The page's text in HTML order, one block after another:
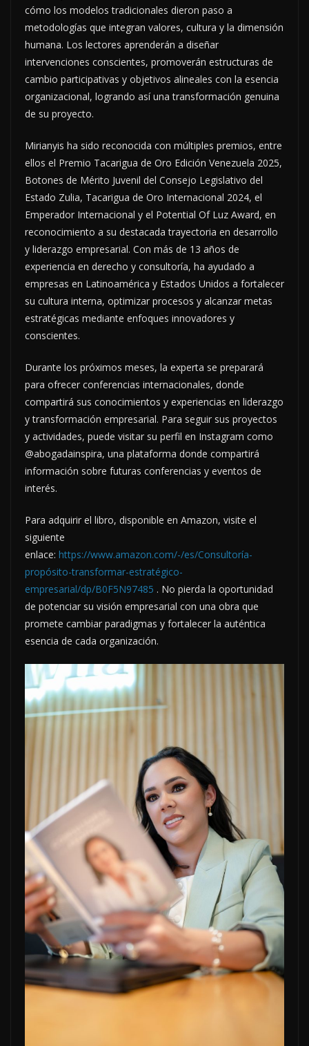
cómo los modelos tradicionales dieron paso a
metodologías que integran valores, cultura y la dimensión
humana. Los lectores aprenderán a diseñar
intervenciones conscientes, promoverán estructuras de
cambio participativas y objetivos alineales con la esencia
organizacional, logrando así una transformación genuina
de su proyecto.
Mirianyis ha sido reconocida con múltiples premios, entre
ellos el Premio Tacarigua de Oro Edición Venezuela 2025,
Botones de Mérito Juvenil del Consejo Legislativo del
Estado Zulia, Tacarigua de Oro Internacional 2024, el
Emperador Internacional y el Potential Of Luz Award, en
reconocimiento a su destacada trayectoria en desarrollo
y liderazgo empresarial. Con más de 13 años de
experiencia en derecho y consultoría, ha ayudado a
empresas en Latinoamérica y Estados Unidos a fortalecer
su cultura interna, optimizar procesos y alcanzar metas
estratégicas mediante enfoques innovadores y
conscientes.
Durante los próximos meses, la experta se preparará
para ofrecer conferencias internacionales, donde
compartirá sus conocimientos y experiencias en liderazgo
y transformación empresarial. Para seguir sus proyectos
y actividades, puede visitar su perfil en Instagram como
@abogadainspira, una plataforma donde compartirá
información sobre futuras conferencias y eventos de
interés.
Para adquirir el libro, disponible en Amazon, visite el
siguiente
enlace: https://www.amazon.com/-/es/Consultoría-
propósito-transformar-estratégico-
empresarial/dp/B0F5N97485 . No pierda la oportunidad
de potenciar su visión empresarial con una obra que
promete cambiar paradigmas y fortalecer la auténtica
esencia de cada organización.